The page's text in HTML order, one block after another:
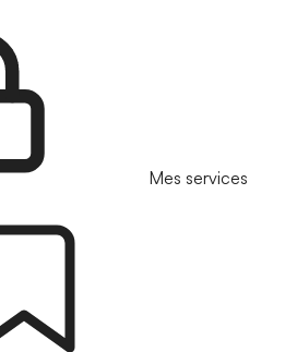
Mes services